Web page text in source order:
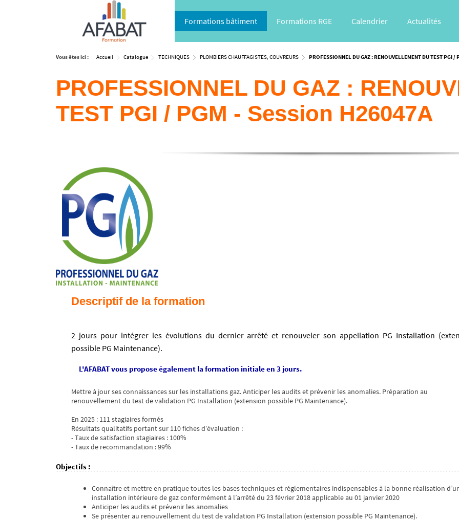
Formations bâtiment Formations RGE Calendrier Actualités
Vous êtes ici : Accueil Catalogue TECHNIQUES PLOMBIERS CHAUFFAGISTES, COUVREURS PROFESSIONNEL DU GAZ : RENOUVELLEMENT DU TEST PGI /
PROFESSIONNEL DU GAZ :
TEST PGI / PGM - Session H26047A
Descriptif de la formation
2 jours pour intégrer les évolutions du dernier arrêté et renouveler son appellation PG Installation
possible PG Maintenance).
L'AFABAT vous propose également la formation initiale en 3 jours.
Mettre à jour ses connaissances sur les installations gaz. Anticiper les audits et prévenir les anomalies. Préparation au
renouvellement du test de validation PG Installation (extension possible PG Maintenance).
En 2025 : 111 stagiaires formés
Résultats qualitatifs portant sur 110 fiches d’évaluation :
- Taux de satisfaction stagiaires : 100%
- Taux de recommandation : 99%
Objectifs :
Connaître et mettre en pratique toutes les bases techniques et réglementaires indispensables à la bonne réalisation
installation intérieure de gaz conformément à l’arrêté du 23 février 2018 applicable au 01 janvier 2020
Anticiper les audits et prévenir les anomalies
Se présenter au renouvellement du test de validation PG Installation (extension possible PG Maintenance).